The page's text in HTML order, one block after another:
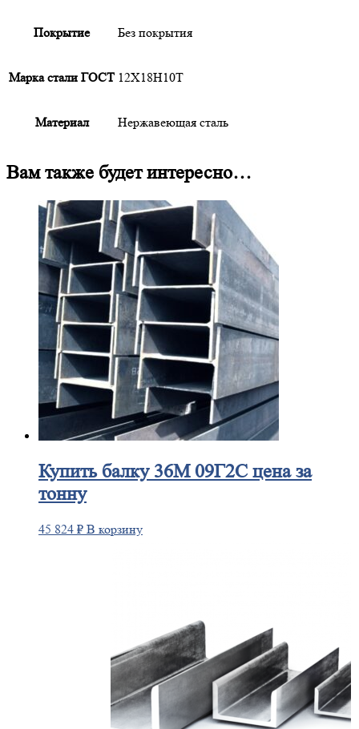
Покрытие Без покрытия
Марка стали ГОСТ 12Х18Н10Т
Материал Нержавеющая сталь
Вам также будет интересно…
Купитьбалку 36М 09Г2С цена за
тонну
45 824 ₽ В корзину